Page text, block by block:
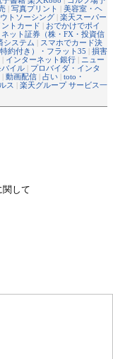
| 写真プリント | 美容室・ヘ
トソーシング | 楽天スーパー
トカード | おでかけでポイ
ネット証券（株・FX・投資信
システム | スマホでカード決
約付き）・フラット35 | 損害
| インターネット銀行 | ニュー
イル | プロバイダ・インタ
| 動画配信 | 占い | toto・
ス | 楽天グループ サービス一
関して